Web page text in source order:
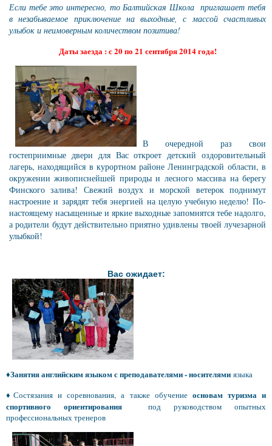
Если тебе это интересно, то Балтийская Школа приглашает тебя
в незабываемое приключение на выходные, с массой счастливых
улыбок и неимоверным количеством позитива!
Даты заезда : с 20 по 21 сентября 2014 года!
В очередной раз свои
гостеприимные двери для Вас откроет детский оздоровительный
лагерь, находящийся в курортном районе Ленинградской области, в
окружении живописнейшей природы и лесного массива на берегу
Финского залива! Свежий воздух и морской ветерок поднимут
настроение и зарядят тебя энергией на целую учебную неделю! По-
настоящему насыщенные и яркие выходные запомнятся тебе надолго,
а родители будут действительно приятно удивлены твоей лучезарной
улыбкой!
Вас ожидает:
♦Занятия английским языком с преподавателями - носителями языка
♦Состязания и соревнования, а также обучение основам туризма и
спортивного ориентирования под руководством опытных
профессиональных тренеров